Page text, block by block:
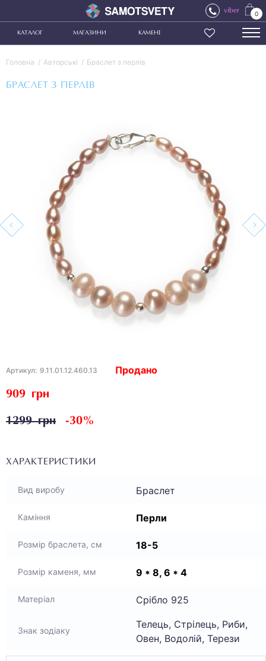
viber 0
КАТАЛОГ МАГАЗИНИ КАМЕНІ
Головна Авторські Браслет з перлів
БРАСЛЕТ З ПЕРЛІВ
Артикул: 9.11.01.12.460.13
909 грн
1299 грн -30%
Продано
ХАРАКТЕРИСТИКИ
Вид виробу Браслет
Каміння Перли
Розмір браслета, см 18-5
Розмір каменя, мм 9 * 8, 6 * 4
Матеріал Срібло 925
Знак зодіаку
Телець, Стрілець, Риби,
Овен, Водолій, Терези